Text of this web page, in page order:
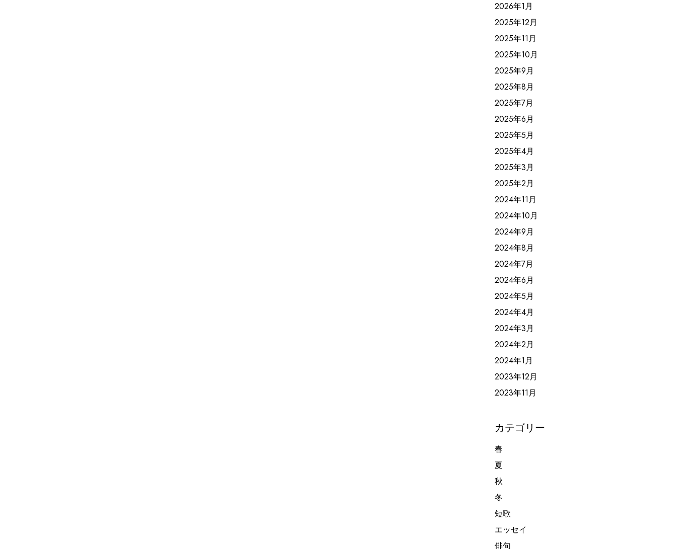
2026年1月
2025年12月
2025年11月
2025年10月
2025年9月
2025年8月
2025年7月
2025年6月
2025年5月
2025年4月
2025年3月
2025年2月
2024年11月
2024年10月
2024年9月
2024年8月
2024年7月
2024年6月
2024年5月
2024年4月
2024年3月
2024年2月
2024年1月
2023年12月
2023年11月
カテゴリー
春
夏
秋
冬
短歌
エッセイ
俳句